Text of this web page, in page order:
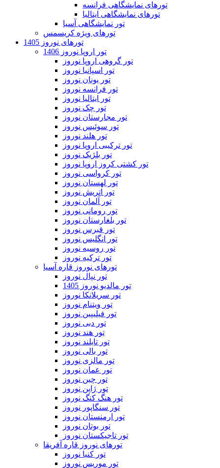
تورهای نمایشگاهی فرانسه
تورهای نمایشگاهی ایتالیا
تور نمایشگاهی آسیا
تورهای ویژه کریسمس
تورهای نوروز 1405
تور اروپا نوروز 1406
تور گروهی اروپا نوروز
تور اسپانیا نوروز
تور یونان نوروز
تور فرانسه نوروز
تور ایتالیا نوروز
تور چک نوروز
تور مجارستان نوروز
تور سوئیس نوروز
تور هلند نوروز
تور ترکیبی اروپا نوروز
تور بلژیک نوروز
تور کشتی کروز اروپا نوروز
تور کرواسی نوروز
تور لهستان نوروز
تور اتریش نوروز
تور آلمان نوروز
تور رومانی نوروز
تور بلغارستان نوروز
تور قبرس نوروز
تور انگلیس نوروز
تور روسیه نوروز
تور ترکیه نوروز
تورهای نوروز قاره آسیا
تور نپال نوروز
تور مالدیو نوروز 1405
تور سریلانکا نوروز
تور ویتنام نوروز
تور فیلیپین نوروز
تور دبی نوروز
تور هند نوروز
تور تایلند نوروز
تور بالی نوروز
تور مالزی نوروز
تور عمان نوروز
تور چین نوروز
تور ژاپن نوروز
تور هنگ کنگ نوروز
تور سنگاپور نوروز
تور ارمنستان نوروز
تور بوتان نوروز
تور تاجیکستان نوروز
تورهای نوروز قاره آفریقا
تور کنیا نوروز
تور موریس نوروز